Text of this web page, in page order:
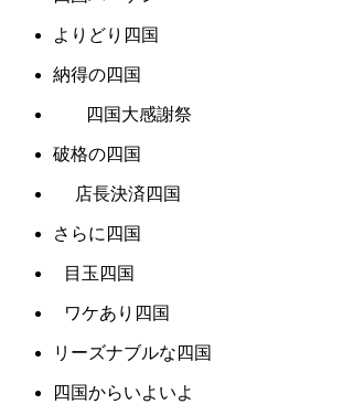
よりどり四国
納得の四国
四国大感謝祭
破格の四国
店長決済四国
さらに四国
目玉四国
ワケあり四国
リーズナブルな四国
四国からいよいよ